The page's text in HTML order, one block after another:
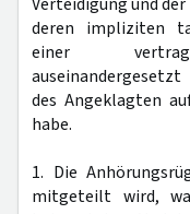
deren impliziten
einer
des Angeklagten
habe.
1. Die
mitgeteilt wird,